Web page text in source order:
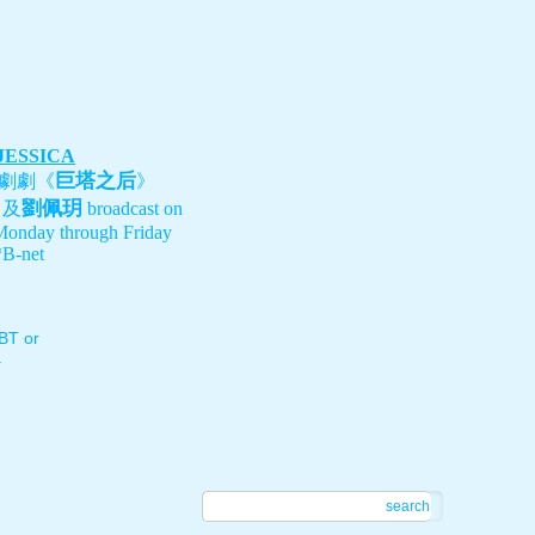
劇《 巨塔之后》
劉佩玥 broadcast on
through Friday
net
or
search